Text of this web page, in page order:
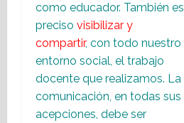
como educador. También es
preciso visibilizar y
compartir, con todo nuestro
entorno social, el trabajo
docente que realizamos. La
comunicación, en todas sus
acepciones, debe ser